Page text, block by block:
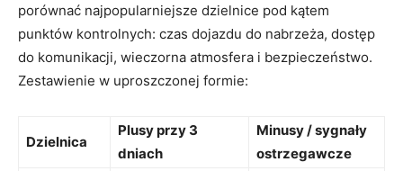
porównać najpopularniejsze dzielnice pod kątem
punktów kontrolnych: czas dojazdu do nabrzeża, dostęp
do komunikacji, wieczorna atmosfera i bezpieczeństwo.
Zestawienie w uproszczonej formie:
Dzielnica
Plusy przy 3
dniach
Minusy / sygnały
ostrzegawcze